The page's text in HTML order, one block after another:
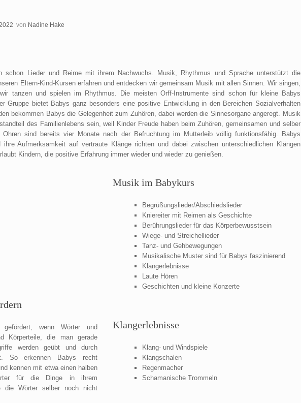
von Nadine Hake
schon Lieder und Reime mit ihrem Nachwuchs. Musik, Rhythmus und Sprache unterstützt die
Eltern-Kind-Kursen erfahren und entdecken wir gemeinsam Musik mit allen Sinnen. Wir singen,
tanzen und spielen im Rhythmus. Die meisten Orff-Instrumente sind schon für kleine Babys
Gruppe bietet Babys ganz besonders eine positive Entwicklung in den Bereichen Sozialverhalten
bekommen Babys die Gelegenheit zum Zuhören, dabei werden die Sinnesorgane angeregt. Musik
des Familienlebens sein, weil Kinder Freude haben beim Zuhören, gemeinsamen und selber
Ohren sind bereits vier Monate nach der Befruchtung im Mutterleib völlig funktionsfähig. Babys
Aufmerksamkeit auf vertraute Klänge richten und dabei zwischen unterschiedlichen Klängen
Kindern, die positive Erfahrung immer wieder und wieder zu genießen.
wenn Wörter und
Körperteile, die man gerade
werden geübt und durch
So erkennen Babys recht
kennen mit etwa einen halben
für die Dinge in ihrem
die Wörter selber noch nicht
Musik im Babykurs
Begrüßungslieder/Abschiedslieder
Kniereiter mit Reimen als Geschichte
Berührungslieder für das Körperbewusstsein
Wiege- und Streichellieder
Tanz- und Gehbewegungen
Musikalische Muster sind für Babys faszinierend
Klangerlebnisse
Laute Hören
Geschichten und kleine Konzerte
Klangerlebnisse
Klang- und Windspiele
Klangschalen
Regenmacher
Schamanische Trommeln